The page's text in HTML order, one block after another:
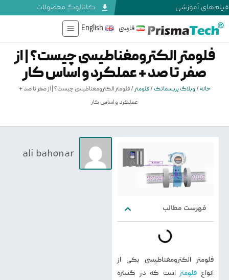
فیلم‌های آموزشی
کاتالوگ محصولات
فارسی
English
فلومتر الکترومغناطیسی چیست؟ | از
صفر تا صد + عملکرد و اساس کار
خانه/ وبلاگ پریسماتک/فلومتر/فلومتر الکترومغناطیسی چیست؟ | از صفر تا صد +
عملکرد و اساس کار
فهرست مطالب
فلومتر الکترومغناطیسی یکی از
انواع فلومتراست که در گستره
ali bahonar